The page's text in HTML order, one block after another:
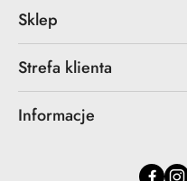
Sklep
Strefa klienta
Informacje